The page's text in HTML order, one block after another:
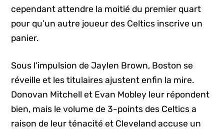
cependant attendre la moitié du premier quart
pour qu’un autre joueur des Celtics inscrive un
panier.
Sous l’impulsion de Jaylen Brown, Boston se
réveille et les titulaires ajustent enfin la mire.
Donovan Mitchell et Evan Mobley leur répondent
bien, mais le volume de 3-points des Celtics a
raison de leur ténacité et Cleveland accuse un